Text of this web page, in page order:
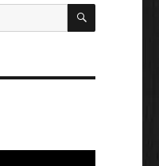
ZOEKEN